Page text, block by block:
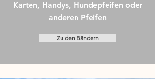
Karten, Handys, Hundepfeifen oder
anderen Pfeifen
Zu den Bändern